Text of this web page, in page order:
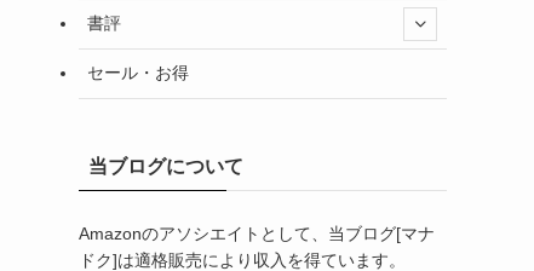
書評
セール・お得
当ブログについて
Amazonのアソシエイトとして、当ブログ[マナ
ドク]は適格販売により収入を得ています。